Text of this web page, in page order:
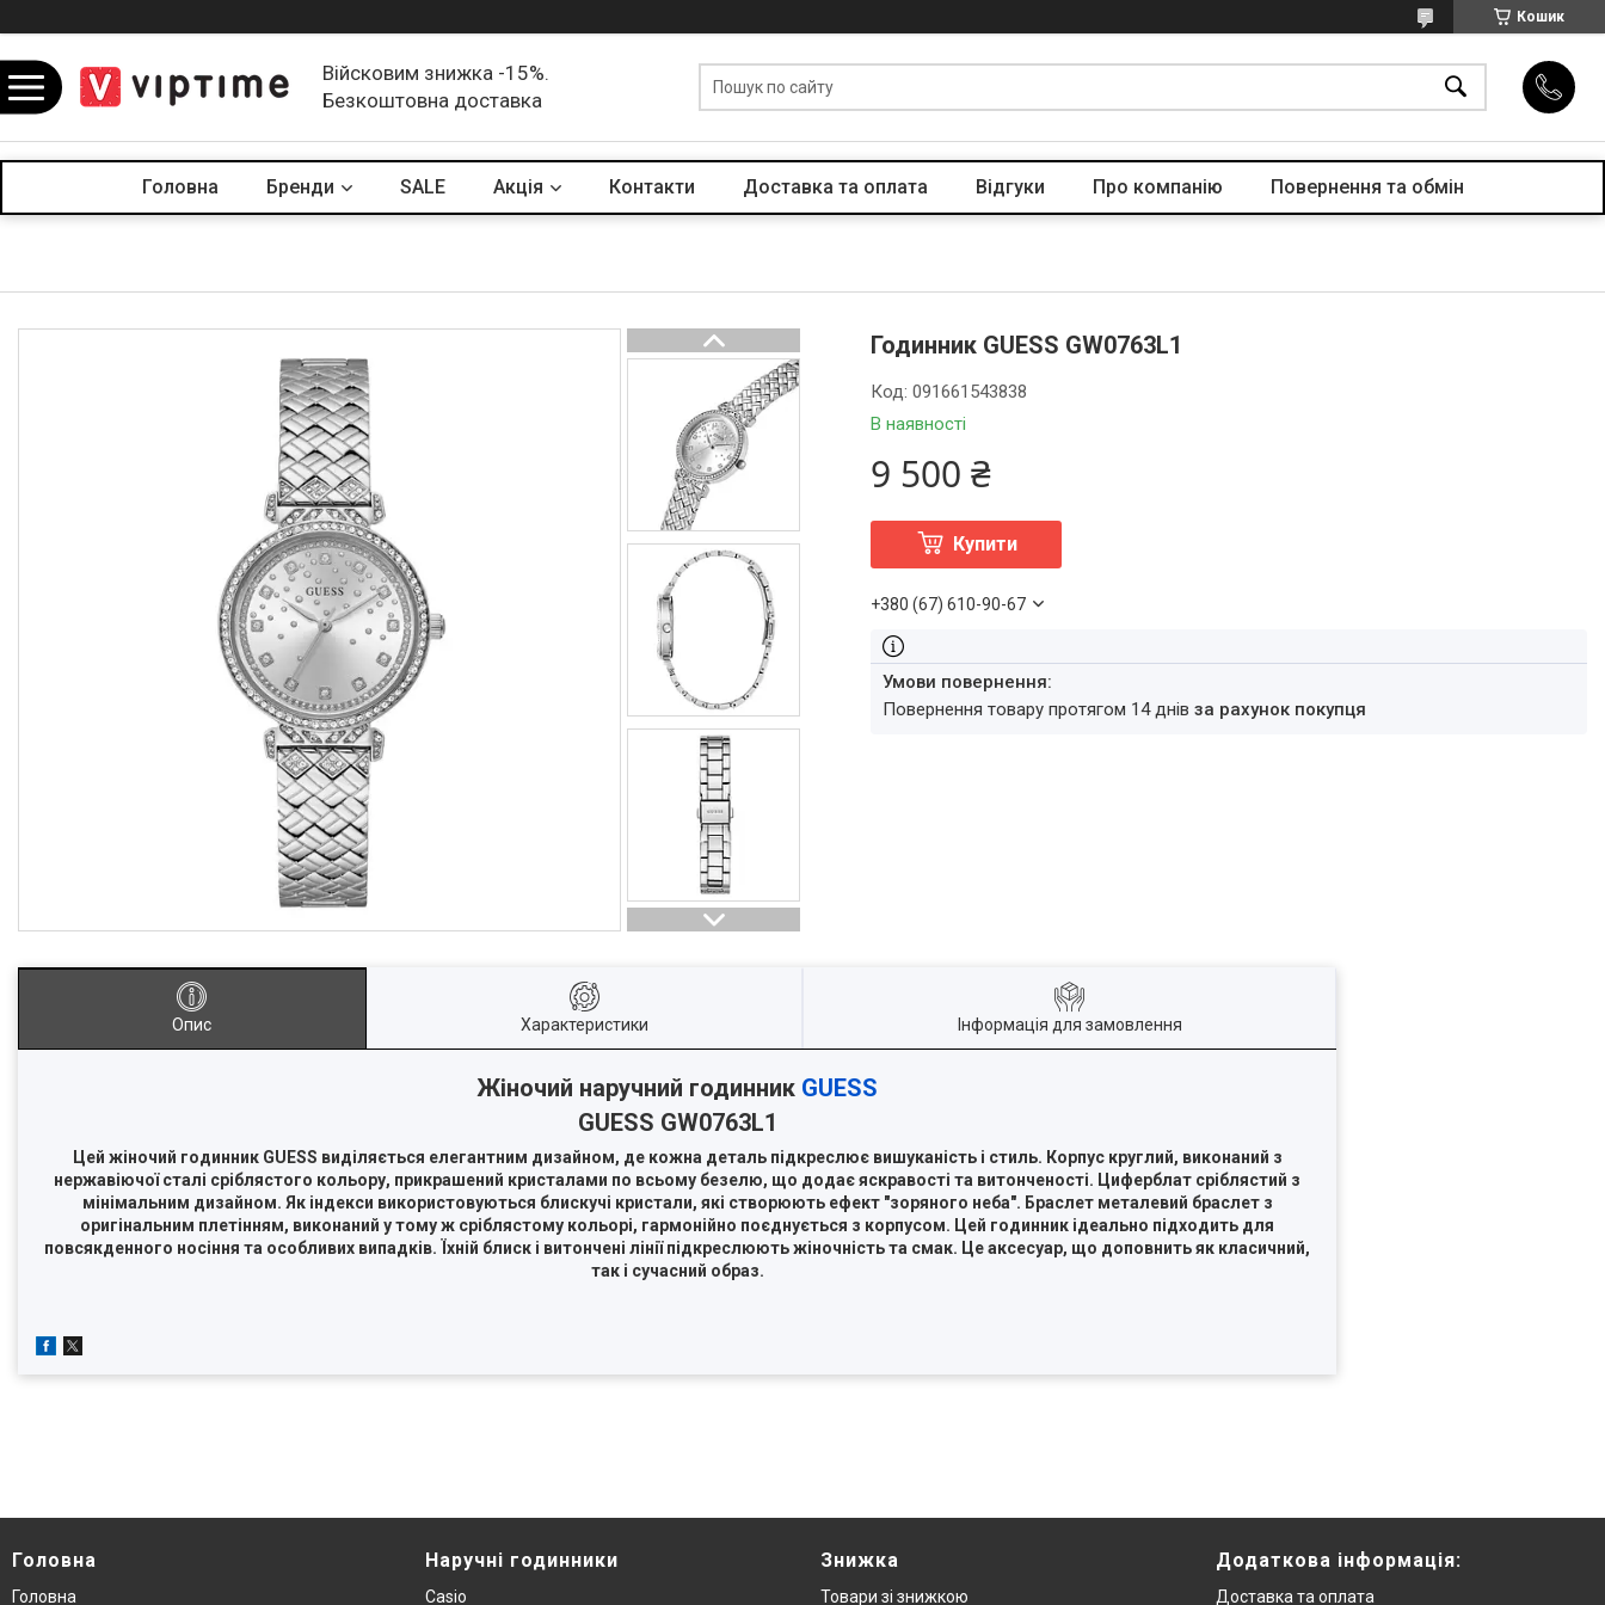
Кошик
Війсковим знижка -15%.
Безкоштовна доставка
Головна Бренди SALE Акцiя Контакти Доставка та оплата Вiдгуки Про компанiю Повернення та обмін
Годинник GUESS GW0763L1
В наявності
Код:091661543838
9 500 ₴
Купити
+380 (67) 610-90-67
повернення товару протягом 14 днівза рахунок покупця
Опис Характеристики Інформація для замовлення
Жіночий наручний годинник GUESS
GUESS GW0763L1
Цей жіночий годинник GUESS виділяється елегантним дизайном, де кожна деталь підкреслює вишуканість і стиль. Корпус круглий, виконаний з
нержавіючої сталі сріблястого кольору, прикрашений кристалами по всьому безелю, що додає яскравості та витонченості. Циферблат сріблястий з
мінімальним дизайном. Як індекси використовуються блискучі кристали, які створюють ефект "зоряного неба". Браслет металевий браслет з
оригінальним плетінням, виконаний у тому ж сріблястому кольорі, гармонійно поєднується з корпусом. Цей годинник ідеально підходить для
повсякденного носіння та особливих випадків. Їхній блиск і витончені лінії підкреслюють жіночність та смак. Це аксесуар, що доповнить як класичний,
так і сучасний образ.
Головна
Головна
Наручнi годинники
Casio
Знижка
Товари зi знижкою
Додаткова інформацiя:
Доставка та оплата